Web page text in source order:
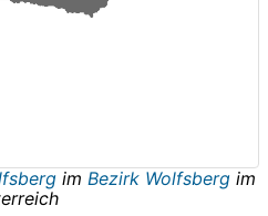
im Bezirk Wolfsberg im